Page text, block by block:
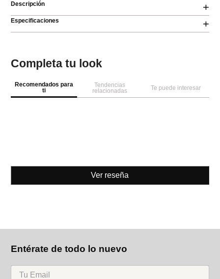
Descripción
+
Especificaciones +
Completa tu look
Recomendados para
ti
Tendencias
relacionadas
Te puede interesar
Ver reseña
Entérate de todo lo nuevo